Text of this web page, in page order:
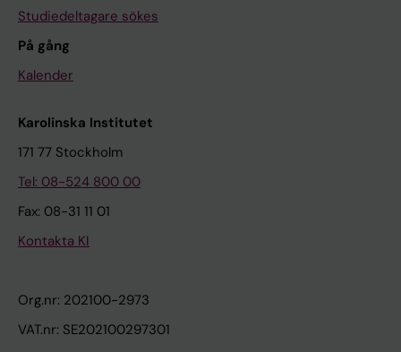
Studiedeltagare sökes
På gång
Kalender
Karolinska Institutet
171 77 Stockholm
Tel: 08-524 800 00
Fax: 08-31 11 01
Kontakta KI
Org.nr: 202100-2973
VAT.nr: SE202100297301